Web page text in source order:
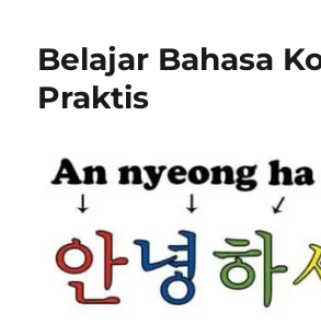
Belajar Bahasa
Praktis